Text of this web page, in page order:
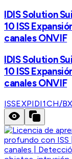
IDIS Solution
10 ISS
canales ONVIF
IDIS Solution
10 ISS
canales ONVIF
ISSEXPIDI1CH/